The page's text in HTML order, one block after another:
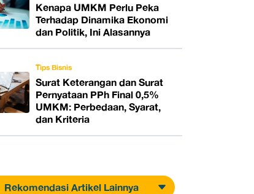
Kenapa UMKM Perlu Peka
Terhadap Dinamika Ekonomi
dan Politik, Ini Alasannya
Tips Bisnis
Surat Keterangan dan Surat
Pernyataan PPh Final 0,5%
UMKM: Perbedaan, Syarat,
dan Kriteria
Rekomendasi Artikel Lainnya